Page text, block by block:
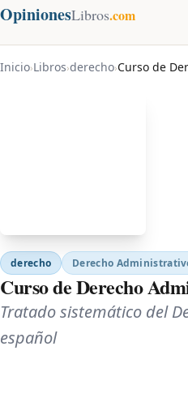
OpinionesLibros.com
Inicio›Libros›derecho›Curso de
derecho Derecho
Curso de Derecho
Tratado sistemático del
español